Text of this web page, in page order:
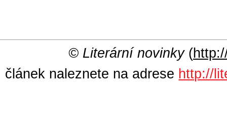
© Literární novinky(
článek naleznete na adrese http://